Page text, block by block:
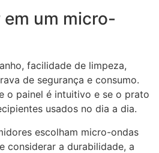
em um micro-
facilidade de limpeza,
de segurança e consumo.
o painel é intuitivo e se o prato
usados no dia a dia.
escolham micro-ondas
considerar a durabilidade, a